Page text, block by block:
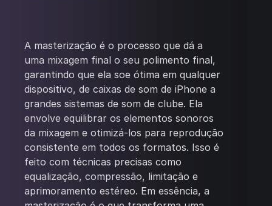
A masterização é o processo que dá a
uma mixagem final o seu polimento final,
garantindo que ela soe ótima em qualquer
dispositivo, de caixas de som de iPhone a
grandes sistemas de som de clube. Ela
envolve equilibrar os elementos sonoros
da mixagem e otimizá-los para reprodução
consistente em todos os formatos. Isso é
feito com técnicas precisas como
equalização, compressão, limitação e
aprimoramento estéreo. Em essência, a